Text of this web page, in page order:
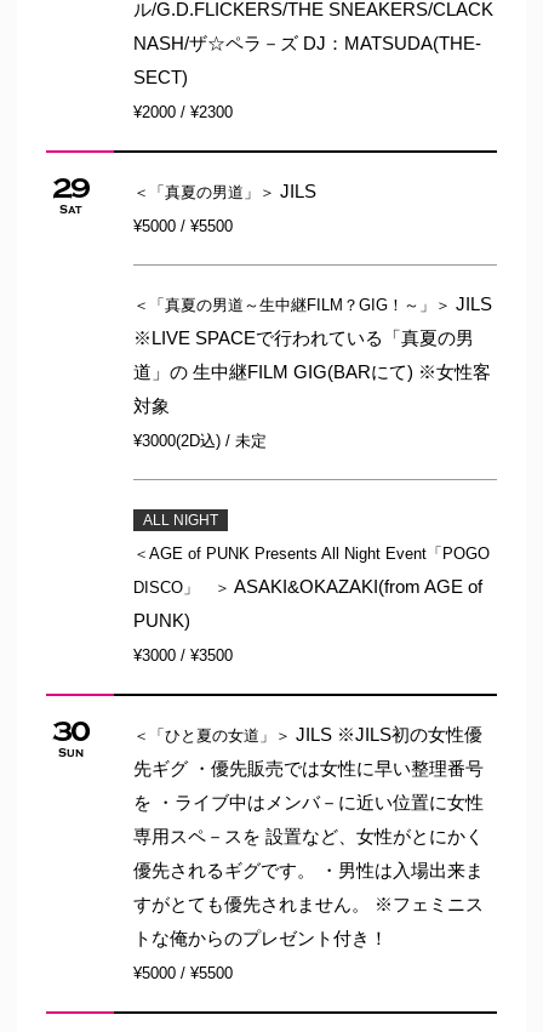
ル/G.D.FLICKERS/THE SNEAKERS/CLACK
NASH/ザ☆ペラ－ズ DJ：MATSUDA(THE-
SECT)
¥2000 / ¥2300
29
Sat
＜「真夏の男道」＞ JILS
¥5000 / ¥5500
＜「真夏の男道～生中継FILM？GIG！～」＞ JILS
※LIVE SPACEで行われている「真夏の男
道」の 生中継FILM GIG(BARにて) ※女性客
対象
¥3000(2D込) / 未定
ALL NIGHT
＜AGE of PUNK Presents All Night Event「POGO
DISCO」 ＞ ASAKI&OKAZAKI(from AGE of
PUNK)
¥3000 / ¥3500
30
Sun
＜「ひと夏の女道」＞ JILS ※JILS初の女性優
先ギグ ・優先販売では女性に早い整理番号
を ・ライブ中はメンバ－に近い位置に女性
専用スペ－スを 設置など、女性がとにかく
優先されるギグです。 ・男性は入場出来ま
すがとても優先されません。 ※フェミニス
トな俺からのプレゼント付き！
¥5000 / ¥5500